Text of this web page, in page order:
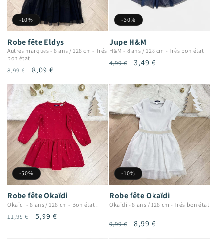
-10%
Robe fête Eldys
Autres marques -8 ans / 128 cm -Trés
bon état .
Prix
8,99 €
Prix
8,09 €
-30%
Jupe H&M
H&M - 8 ans / 128 cm - Trés bon état
Prix
4,99 €
Prix
3,49 €
-50%
Robe fête Okaïdi
Okaïdi -8 ans / 128 cm - Bon état .
Prix
11,99 €
Prix
5,99 €
-10%
Robe fête Okaïdi
Okaïdi -8 ans / 128 cm - Trés bon état
Prix
9,99 €
Prix
8,99 €